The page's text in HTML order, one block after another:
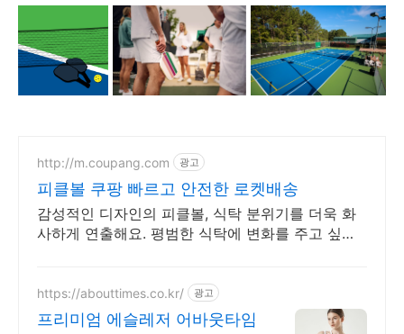
http://m.coupang.com 광고
피클볼 쿠팡 빠르고 안전한 로켓배송
감성적인 디자인의 피클볼, 식탁 분위기를 더욱 화
사하게 연출해요. 평범한 식탁에 변화를 주고 싶다
https://abouttimes.co.kr/ 광고
프리미엄 에슬레저 어바웃타임